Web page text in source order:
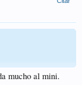
mucho al mini.